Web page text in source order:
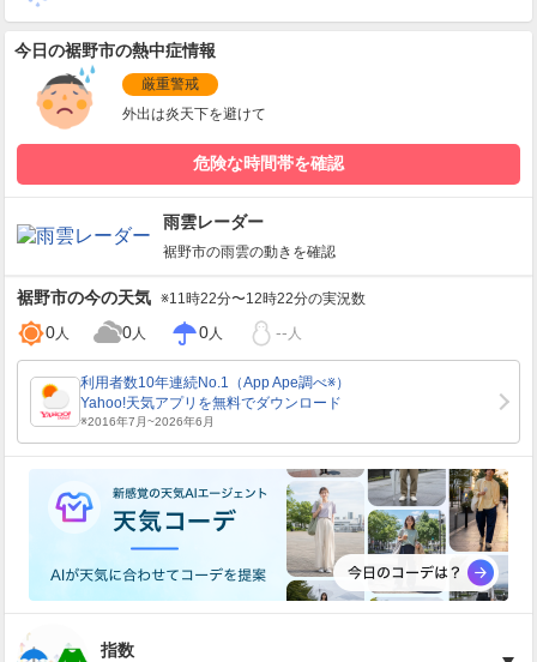
今日の裾野市の熱中症情報
厳重警戒
外出は炎天下を避けて
危険な時間帯を確認
雨雲レーダー
裾野市の雨雲の動きを確認
裾野市の今の天気 ※11時22分〜12時22分の実況数
0人 0人 0人 -- 人
指数